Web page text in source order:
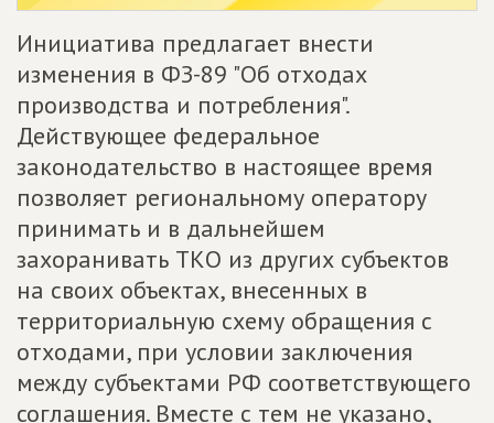
Инициатива предлагает внести
изменения в ФЗ-89 "Об отходах
производства и потребления".
Действующее федеральное
законодательство в настоящее время
позволяет региональному оператору
принимать и в дальнейшем
захоранивать ТКО из других субъектов
на своих объектах, внесенных в
территориальную схему обращения с
отходами, при условии заключения
между субъектами РФ соответствующего
соглашения. Вместе с тем не указано,